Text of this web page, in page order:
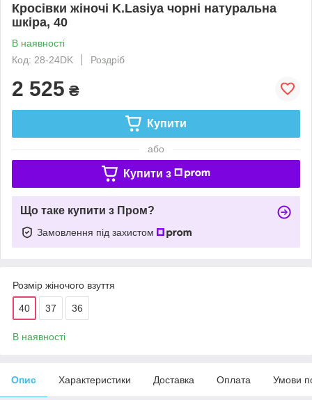
Кросівки жіночі K.Lasiya чорні натуральна
шкіра, 40
В наявності
Код: 28-24DK
Роздріб
2 525 ₴
Купити
або
Купити з
Що таке купити з Пром?
Замовлення під захистом
Розмір жіночого взуття
40 37 36
В наявності
Опис Характеристики Доставка Оплата Умови